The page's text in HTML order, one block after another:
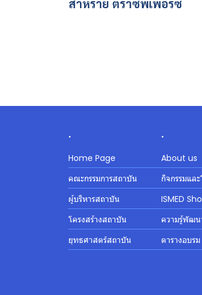
สาหร่าย ตราซัพเพอร์ซี
.
Home Page
คณะกรรมการสถาบัน
ผู้บริหารสถาบัน
โครงสร้างสถาบัน
ยุทธศาสตร์สถาบัน
.
About us
กิจกรรมแล
ISMED
ความรู้พัฒน
ตารางอบร